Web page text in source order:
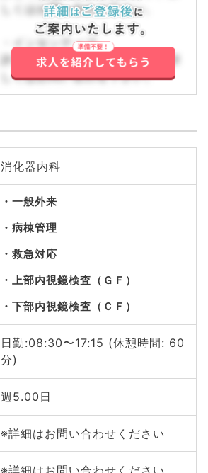
しくはお問い合わせ下さい。
・インセンティブ
詳しくはお問い合わせ下さい。詳
しくはお問い合わせ下さい。
消化器内科
一般外来
病棟管理
救急対応
上部内視鏡検査（ＧＦ）
下部内視鏡検査（ＣＦ）
日勤:08:30〜17:15 (休憩時間: 60
分)
週5.00日
※詳細はお問い合わせください
※詳細はお問い合わせください